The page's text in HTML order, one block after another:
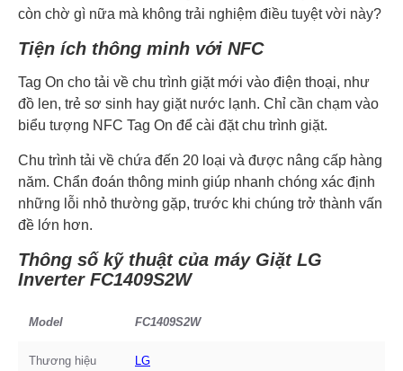
còn chờ gì nữa mà không trải nghiệm điều tuyệt vời này?
Tiện ích thông minh với NFC
Tag On cho tải về chu trình giặt mới vào điện thoại, như
đồ len, trẻ sơ sinh hay giặt nước lạnh. Chỉ cần chạm vào
biểu tượng NFC Tag On để cài đặt chu trình giặt.
Chu trình tải về chứa đến 20 loại và được nâng cấp hàng
năm. Chẩn đoán thông minh giúp nhanh chóng xác định
những lỗi nhỏ thường gặp, trước khi chúng trở thành vấn
đề lớn hơn.
Thông số kỹ thuật của máy Giặt LG
Inverter FC1409S2W
Model FC1409S2W
Thương hiệu LG